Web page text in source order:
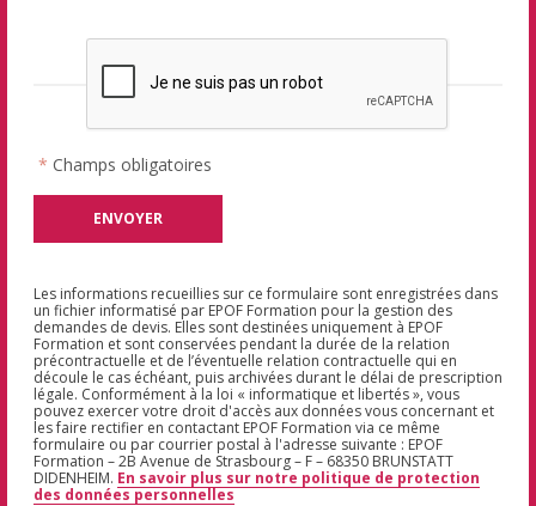
* Champs obligatoires
Les informations recueillies sur ce formulaire sont enregistrées dans
un fichier informatisé par EPOF Formation pour la gestion des
demandes de devis. Elles sont destinées uniquement à EPOF
Formation et sont conservées pendant la durée de la relation
précontractuelle et de l’éventuelle relation contractuelle qui en
découle le cas échéant, puis archivées durant le délai de prescription
légale. Conformément à la loi « informatique et libertés », vous
pouvez exercer votre droit d'accès aux données vous concernant et
les faire rectifier en contactant EPOF Formation via ce même
formulaire ou par courrier postal à l'adresse suivante : EPOF
Formation – 2B Avenue de Strasbourg – F – 68350 BRUNSTATT
DIDENHEIM. En savoir plus sur notre politique de protection
des données personnelles